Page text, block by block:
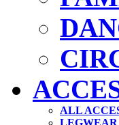
ALL
LEGWEAR